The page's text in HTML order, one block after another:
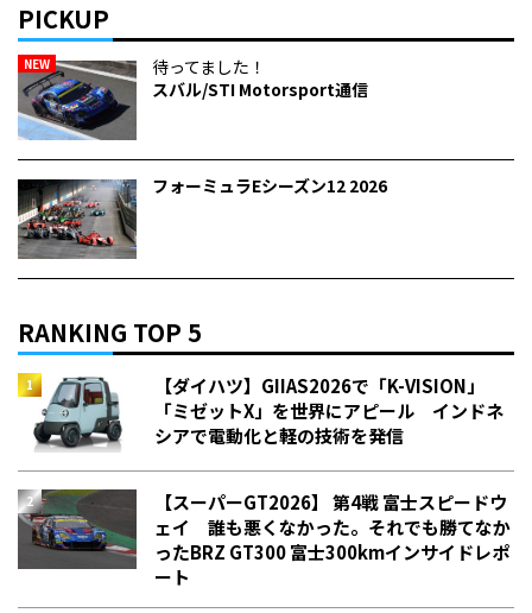
PICKUP
NEW
待ってました！
スバル/STI Motorsport通信
フォーミュラEシーズン12 2026
RANKING TOP 5
【ダイハツ】GIIAS2026で「K-VISION」
「ミゼットX」を世界にアピール インドネ
シアで電動化と軽の技術を発信
【スーパーGT2026】 第4戦 富士スピードウ
ェイ 誰も悪くなかった。それでも勝てなか
った――BRZ GT300 富士300kmインサイドレポ
ート